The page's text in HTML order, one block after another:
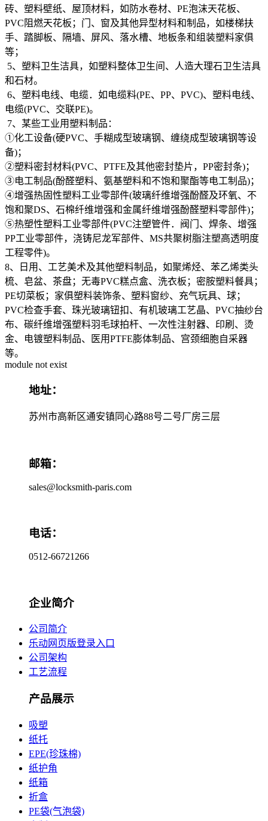
砖、塑料壁纸、屋顶材料，如防水卷材、PE泡沫天花板、
PVC阻燃天花板；门、窗及其他异型材料和制品，如楼梯扶
手、踏脚板、隔墙、屏风、落水槽、地板条和组装塑料家俱
等；
5、塑料卫生洁具，如塑料整体卫生间、人造大理石卫生洁具
和石材。
6、塑料电线、电缆．如电缆料(PE、PP、PVC)、塑料电线、
电缆(PVC、交联PE)。
7、某些工业用塑料制品：
①化工设备(硬PVC、手糊成型玻璃钢、缠绕成型玻璃钢等设
备)；
②塑料密封材料(PVC、PTFE及其他密封垫片，PP密封条)；
③电工制品(酚醛塑料、氨基塑料和不饱和聚酯等电工制品)；
④增强热固性塑料工业零部件(玻璃纤维增强酚醛及环氧、不
饱和聚DS、石棉纤维增强和金属纤维增强酚醛塑料零部件)；
⑤热塑性塑料工业零部件(PVC注塑管件．阀门、焊条、增强
PP工业零部件，浇铸尼龙军部件、MS共聚树脂注塑高透明度
工程零件)。
8、日用、工艺美术及其他塑料制品，如聚烯烃、苯乙烯类头
梳、皂盆、茶盘；无毒PVC糕点盒、洗衣板；密胺塑料餐具；
PE切菜板；家俱塑料装饰条、塑料窗纱、充气玩具、球；
PVC检查手套、珠光玻璃钮扣、有机玻璃工艺晶、PVC抽纱台
布、碳纤维增强塑料羽毛球拍杆、一次性注射器、印刷、烫
金、电镀塑料制品、医用PTFE膨体制品、宫颈细胞自采器
等。
module not exist
地址：
苏州市高新区通安镇同心路88号二号厂房三层
邮箱：
sales@locksmith-paris.com
电话：
0512-66721266
企业简介
公司简介
乐动网页版登录入口
公司架构
工艺流程
产品展示
吸塑
纸托
EPE(珍珠棉)
纸护角
纸箱
折盒
PE袋(气泡袋)